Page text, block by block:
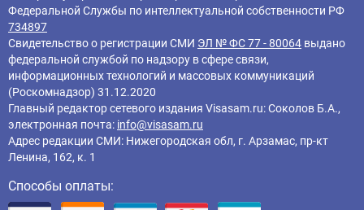
Федеральной Службы по интеллектуальной собственности РФ
734897
Свидетельство о регистрации СМИ ЭЛ № ФС 77 - 80064 выдано
федеральной службой по надзору в сфере связи,
информационных технологий и массовых коммуникаций
(Роскомнадзор) 31.12.2020
Главный редактор cетевого издания Visasam.ru: Соколов Б.А.,
электронная почта: info@visasam.ru
Адрес редакции СМИ: Нижегородская обл, г. Арзамас, пр-кт
Ленина, 162, к. 1
Способы оплаты: